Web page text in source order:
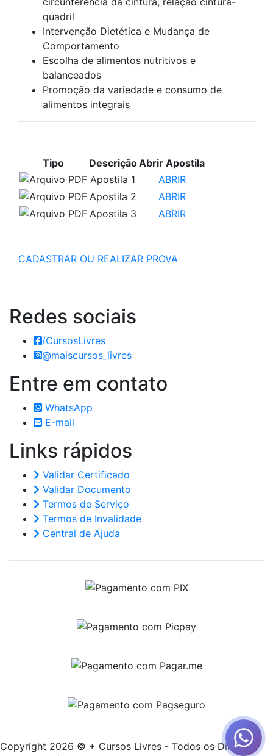
quadril
Intervenção Dietética e Mudança de
Comportamento
Escolha de alimentos nutritivos e
balanceados
Promoção da variedade e consumo de
alimentos integrais
Tipo DescriçãoAbrir Apostila
Apostila 1
ABRIR
Apostila 2
ABRIR
Apostila 3
ABRIR
CADASTRAR OU REALIZAR PROVA
Redes sociais
/CursosLivres
@maiscursos_livres
Entre em contato
WhatsApp
E-mail
Links rápidos
Validar Certificado
Validar Documento
Termos de Serviço
Termos de Invalidade
Central de Ajuda
Copyright 2026 © + Cursos Livres - Todos os Direitos